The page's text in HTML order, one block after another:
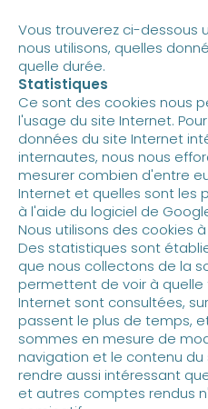
Vous trouverez ci-dessous
nous utilisons, quelles
quelle durée.
Statistiques
Ce sont des cookies nous
l'usage du site Internet.
données du site Internet
internautes, nous nous
mesurer combien d'entre
Internet et quelles sont les
à l'aide du logiciel de
Nous utilisons des cookies
Des statistiques sont
que nous collectons de la
permettent de voir à
Internet sont consultées,
passent le plus de temps,
sommes en mesure de
navigation et le contenu
rendre aussi intéressant
et autres comptes rendus